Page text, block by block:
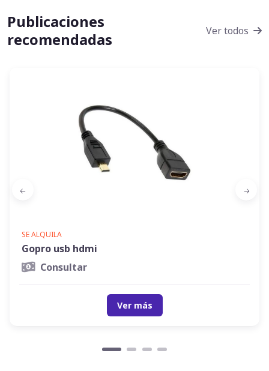
Publicaciones
recomendadas
Ver todos
SE ALQUILA
Gopro usb hdmi
Consultar
Ver más